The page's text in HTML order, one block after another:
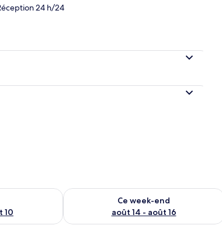
24 h/24
10
demain août 9 - août 10
Ce week-end
août 14 - août 16
Vérifier la disponibilité pour ce week-